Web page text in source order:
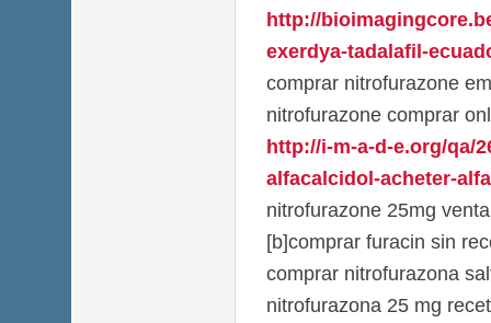
http://
exerdya-tadalafil-
comprar nitrofurazone
nitrofurazone comprar
http://i-m-a-d-e.org/qa/
alfacalcidol-acheter-
nitrofurazone 25mg
[b]comprar furacin sin
comprar nitrofurazona
nitrofurazona 25 mg